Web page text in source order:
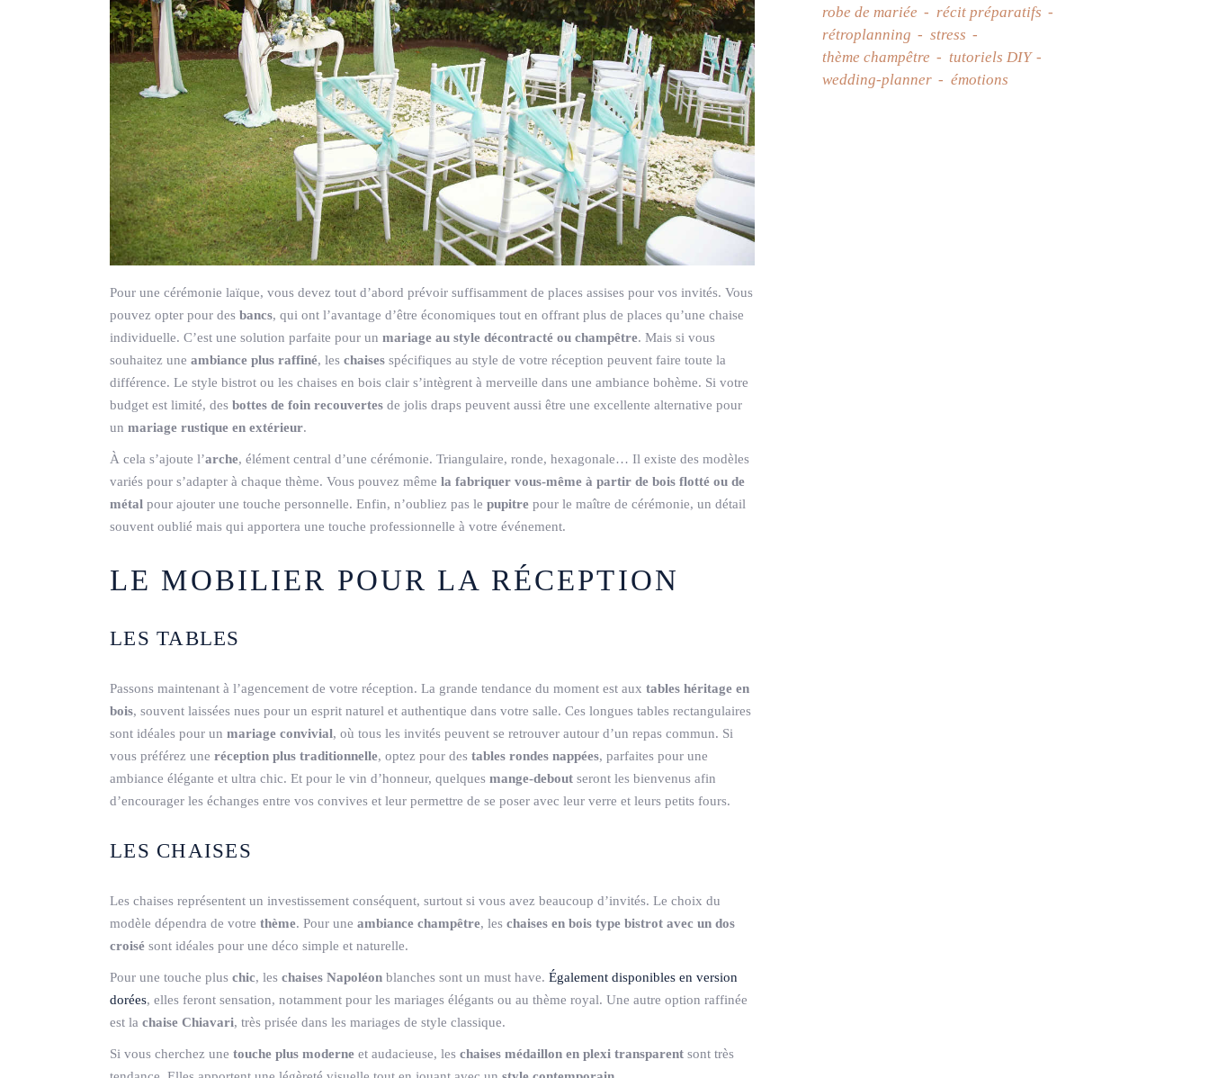
Pour une cérémonie laïque, vous devez tout d’abord prévoir suffisamment de places assises pour vos invités. Vous
pouvez opter pour des bancs, qui ont l’avantage d’être économiques tout en offrant plus de places qu’une chaise
individuelle. C’est une solution parfaite pour un mariage au style décontracté ou champêtre. Mais si vous
souhaitez une ambiance plus raffiné, les chaises spécifiques au style de votre réception peuvent faire toute la
différence. Le style bistrot ou les chaises en bois clair s’intègrent à merveille dans une ambiance bohème. Si votre
budget est limité, des bottes de foin recouvertes de jolis draps peuvent aussi être une excellente alternative pour
un mariage rustique en extérieur.
À cela s’ajoute l’arche, élément central d’une cérémonie. Triangulaire, ronde, hexagonale… Il existe des modèles
variés pour s’adapter à chaque thème. Vous pouvez même la fabriquer vous-même à partir de bois flotté ou de
métal pour ajouter une touche personnelle. Enfin, n’oubliez pas le pupitre pour le maître de cérémonie, un détail
souvent oublié mais qui apportera une touche professionnelle à votre événement.
LE MOBILIER POUR LA RÉCEPTION
LES TABLES
Passons maintenant à l’agencement de votre réception. La grande tendance du moment est aux tables héritage en
bois, souvent laissées nues pour un esprit naturel et authentique dans votre salle. Ces longues tables rectangulaires
sont idéales pour un mariage convivial, où tous les invités peuvent se retrouver autour d’un repas commun. Si
vous préférez une réception plus traditionnelle, optez pour des tables rondes nappées, parfaites pour une
ambiance élégante et ultra chic. Et pour le vin d’honneur, quelques mange-debout seront les bienvenus afin
d’encourager les échanges entre vos convives et leur permettre de se poser avec leur verre et leurs petits fours.
LES CHAISES
Les chaises représentent un investissement conséquent, surtout si vous avez beaucoup d’invités. Le choix du
modèle dépendra de votre thème. Pour une ambiance champêtre, les chaises en bois type bistrot avec un dos
croisé sont idéales pour une déco simple et naturelle.
Pour une touche plus chic, les chaises Napoléon blanches sont un must have. Également disponibles en version
dorées, elles feront sensation, notamment pour les mariages élégants ou au thème royal. Une autre option raffinée
est la chaise Chiavari, très prisée dans les mariages de style classique.
Si vous cherchez une touche plus moderne et audacieuse, les chaises médaillon en plexi transparent sont très
robe de mariée
récit préparatifs
rétroplanning
stress
thème champêtre
tutoriels DIY
wedding-planner
émotions